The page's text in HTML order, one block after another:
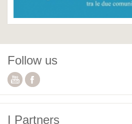
Follow us
I Partners